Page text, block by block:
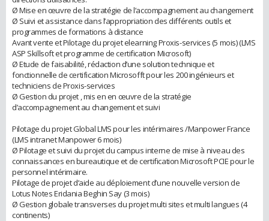
Ø Mise en œuvre de la stratégie de l’accompagnement au changement
Ø Suivi et assistance dans l’appropriation des différents outils et
programmes de formations à distance
Avant vente et Pilotage du projet elearning Proxis-services (5 mois) (LMS
ASP Skillsoft et programme de certification Microsoft)
Ø Etude de faisabilité, rédaction d’une solution technique et
fonctionnelle de certification Microsofft pour les 200 ingénieurs et
techniciens de Proxis-services
Ø Gestion du projet , mis en en œuvre de la stratégie
d’accompagnement au changement et suivi
Pilotage du projet Global LMS pour les intérimaires /Manpower France
(LMS intranet Manpower 6 mois)
Ø Pilotage et suivi du projet du campus interne de mise à niveau des
connaissances en bureautique et de certification Microsoft PCIE pour le
personnel intérimaire.
Pilotage de projet d’aide au déploiement d’une nouvelle version de
Lotus Notes Eridania Beghin Say (3 mois)
Ø Gestion globale transverses du projet multi sites et multi langues (4
continents)